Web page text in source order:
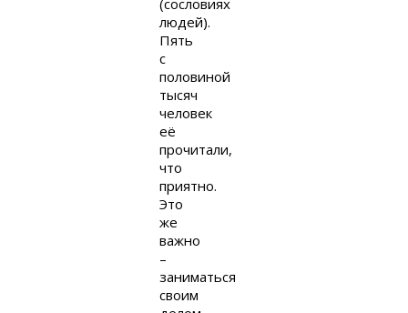
(сословиях
людей).
Пять
с
половиной
тысяч
человек
её
прочитали,
что
приятно.
Это
же
важно
–
заниматься
своим